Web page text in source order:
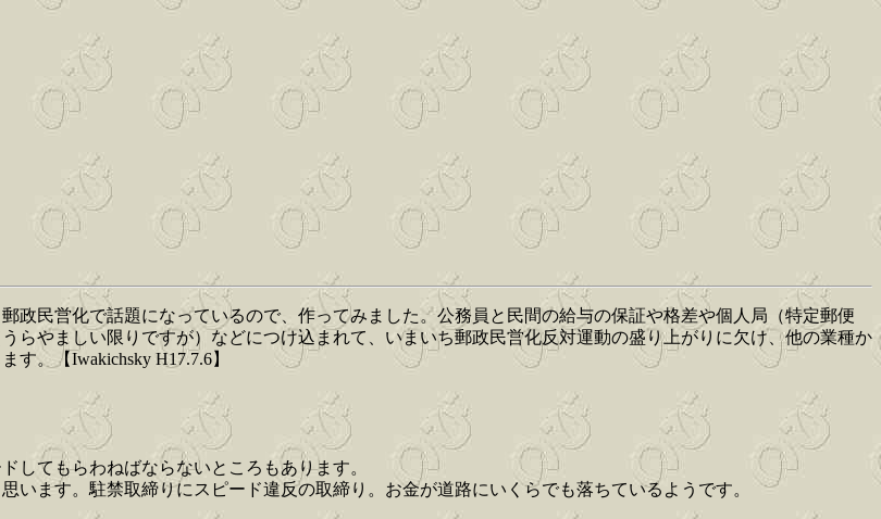
政民営化で話題になっているので、作ってみました。公務員と民間の給与の保証や格差や個人局（特定郵便
らやましい限りですが）などにつけ込まれて、いまいち郵政民営化反対運動の盛り上がりに欠け、他の業種か
。【Iwakichsky H17.7.6】
してもらわねばならないところもあります。
ます。駐禁取締りにスピード違反の取締り。お金が道路にいくらでも落ちているようです。